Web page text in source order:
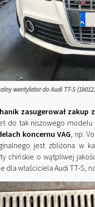
wentylator do Audi TT-S
zasugerował zakup
do tak niszowego
koncernu VAG, np.
jest zbliżona w
chińskie o wątpliwej
dla właściciela Audi TT-S,